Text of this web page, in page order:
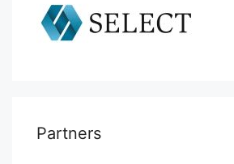
Partners